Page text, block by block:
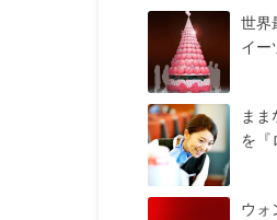
世界
イー
ま
を『
ウォ